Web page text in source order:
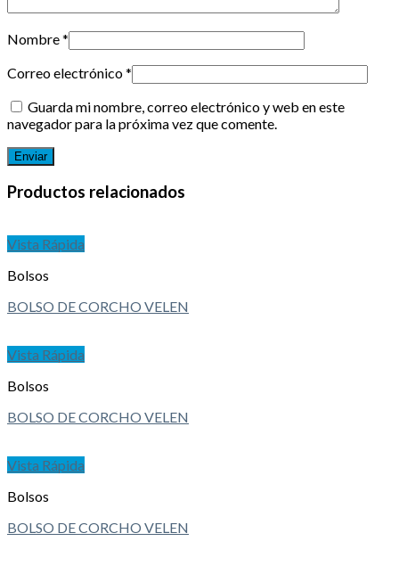
Nombre*
Correo electrónico*
Guarda mi nombre, correo electrónico y web en este
navegador para la próxima vez que comente.
Productos relacionados
Vista Rápida
Bolsos
BOLSO DE CORCHO VELEN
Vista Rápida
Bolsos
BOLSO DE CORCHO VELEN
Vista Rápida
Bolsos
BOLSO DE CORCHO VELEN